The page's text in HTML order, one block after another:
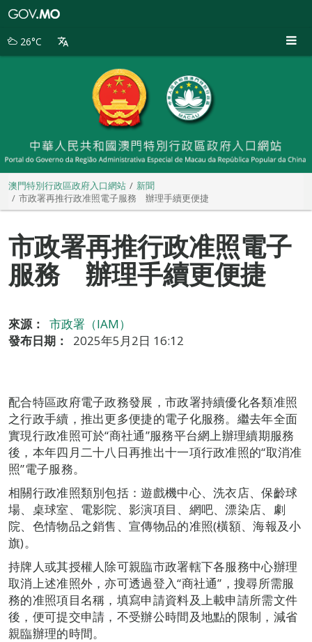
別
26°C
澳門特別行政區政府入口網站
新聞
市政署再推行政准照電子服務 辦理手續更便捷
市政署再推行政准照電子
服務 辦理手續更便捷
來源：
市政署（IAM）
發布日期：
2025年5月2日 16:12
配合特區政府電子政務發展，市政署持續優化各類准照
之行政手續，推出更多便捷的電子化服務。繼去年全面
實現行政准照可於“商社通”服務平台網上辦理續期服務
後，本年四月二十八日再推出十一項行政准照的“取消准
照”電子服務。
相關行政准照類別包括：遊戲機中心、洗衣店、保齡球
場、桌球室、電影院、影演項目、網吧、漂染店、劇
院、色情物品之銷售、宣傳物品的准照(橫額、海報及小
旗)。
持牌人或其授權人除可親臨市政署轄下各服務中心辦理
取消上述准照外，亦可透過登入“商社通”，搜尋所需服
務的准照項目名稱，填寫申請資料及上載申請所需文件
後，便可提交申請，不受辦公時間及地點的限制，減省
親臨辦理的時間。